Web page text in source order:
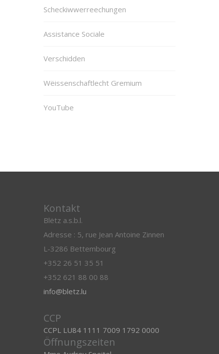
Scheckiwwerreechungen
Assistance Sociale
Verschidden
Wëissenschaftlecht Gremium
YouTube
Kontakt
Blëtz a.s.b.l.
Adresse : 5, rue Jean Antoine Zinnen
L-3286 Bettembourg
+352 26 51 35 51
+352 621 88 00 88
info@bletz.lu
CCP
CCPL LU84 1111 7009 1792 0000
Öffnungszeiten